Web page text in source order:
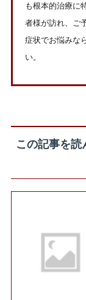
も根本的治療に
者様が訪れ、ご
症状でお悩みな
い。
この記事を